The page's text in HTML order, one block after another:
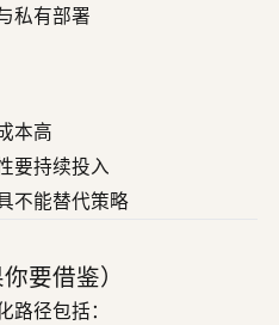
私有部署
本高
要持续投入
不能替代策略
要借鉴）
路径包括：